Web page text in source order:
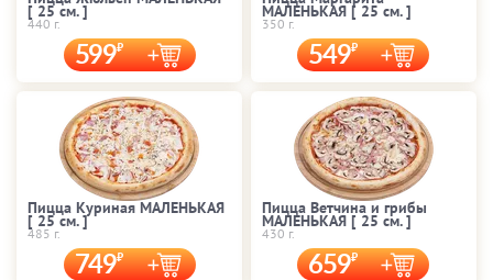
[ 25 cм. ]
440 г.
599
МАЛЕНЬКАЯ [ 25 cм. ]
350 г.
549
Пицца Куриная МАЛЕНЬКАЯ
[ 25 cм. ]
485 г.
749
Пицца Ветчина и грибы
МАЛЕНЬКАЯ [ 25 cм. ]
430 г.
659